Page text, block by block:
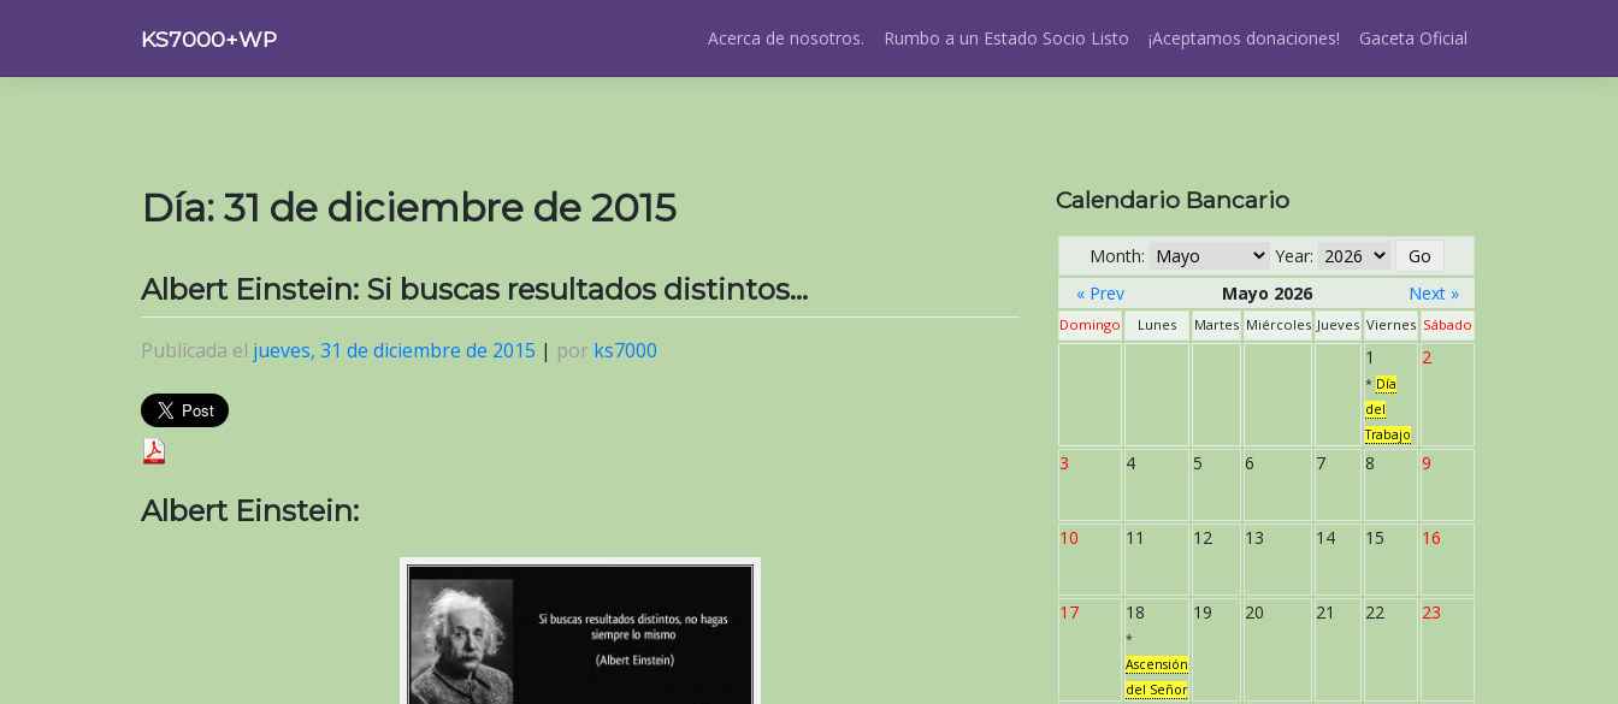
contenido
KS7000+WP Acerca de nosotros. Rumbo a un Estado Socio Listo ¡Aceptamos donaciones! Gaceta Oficial
Día: 31 de diciembre de 2015
Albert Einstein: Si buscas resultados distintos…
Publicada el jueves, 31 de diciembre de 2015 | por ks7000
Albert Einstein:
Calendario Bancario
Month:
Year:
« Prev
Mayo 2026 Next »
Domingo Lunes Martes Miércoles Jueves Viernes Sábado
1
* Día
del
Trabajo
2
3 4 5 6 7 8 9
10 11 12 13 14 15 16
17 18
*
Ascensión
del Señor
19 20 21 22 23